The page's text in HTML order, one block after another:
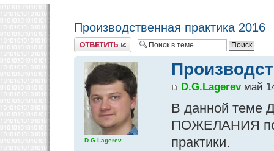
Производственная практика 2016
Ответить
D.G.Lagerevмай
В данной теме
ПОЖЕЛАНИЯ по
практики.
D.G.Lagerev